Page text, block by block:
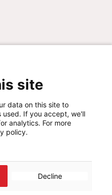
:
Luxembourg
site
data on this site to
used. If you accept, we'll
analytics. For more
policy.
Decline